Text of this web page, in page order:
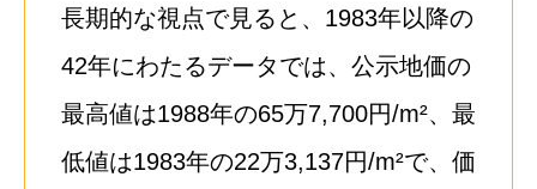
長期的な視点で見ると、1983年以降の
42年にわたるデータでは、公示地価の
最高値は1988年の65万7,700円/m²、最
低値は1983年の22万3,137円/m²で、価